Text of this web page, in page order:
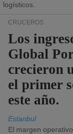
logísticos.
CRUCEROS
Los
Global
crecieron
el primer
este año.
Estanbul
El margen